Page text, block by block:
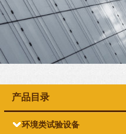
产品目录
环境类试验设备